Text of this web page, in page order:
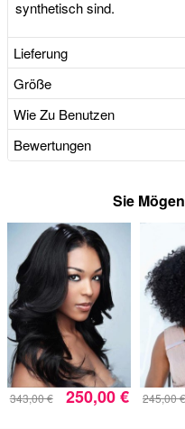
synthetisch sind.
Lieferung
Größe
Wie Zu Benutzen
Bewertungen
Sie
343,00 € 250,00 € 245,00 €